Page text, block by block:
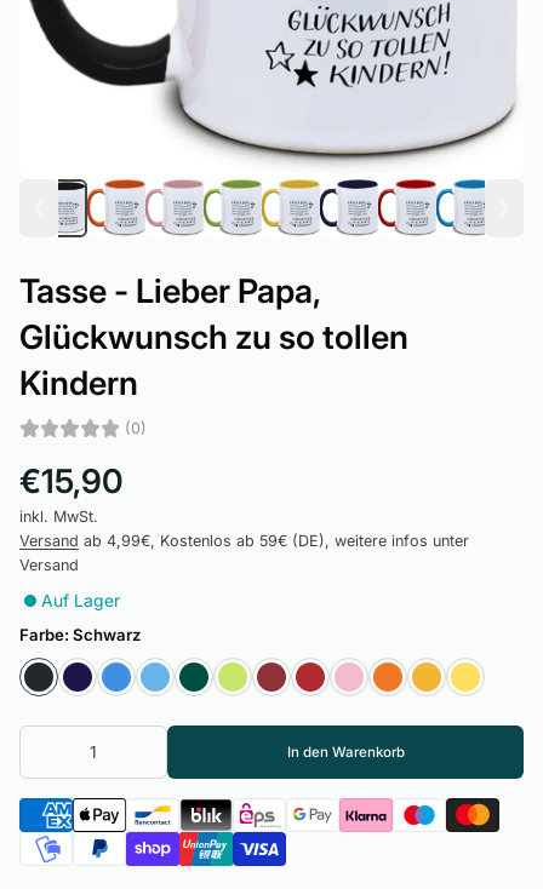
Tasse - Lieber Papa,
Glückwunsch zu so tollen
Kindern
(0)
€15,90
inkl. MwSt.
Versand ab 4,99€, Kostenlos ab 59€ (DE), weitere infos unter
Versand
Auf Lager
Farbe: Schwarz
In den Warenkorb